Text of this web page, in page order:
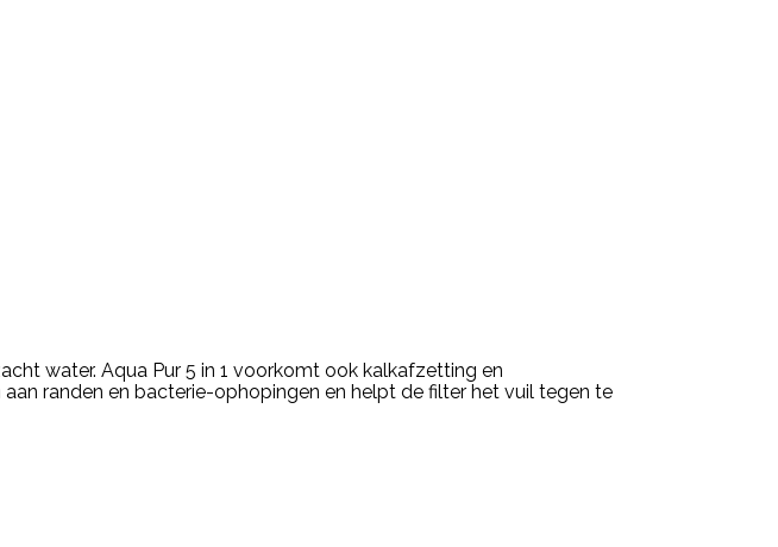
water. Aqua Pur 5 in 1 voorkomt ook kalkafzetting en
randen en bacterie-ophopingen en helpt de filter het vuil tegen te